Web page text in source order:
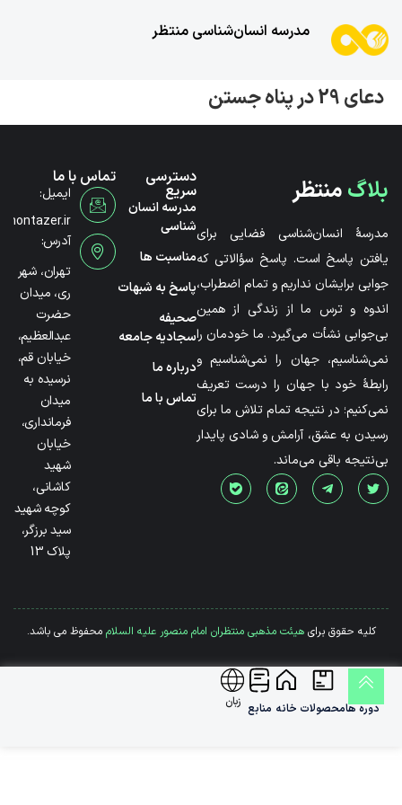
مدرسه انسان‌شناسی منتظر
دعای 29 در پناه جستن
بلاگمنتظر
مدرسۀ انسان‌شناسی فضایی برای
یافتن پاسخ است. پاسخ سؤالاتی که
جوابی برایشان نداریم و تمام اضطراب،
اندوه و ترس ما از زندگی از همین
بی‌جوابی نشأت می‌گیرد. ما خودمان را
نمی‌شناسیم، جهان را نمی‌شناسیم و
رابطۀ خود با جهان را درست تعریف
نمی‌کنیم؛ در نتیجه تمام تلاش ما برای
رسیدن به عشق، آرامش و شادی پایدار
بی‌نتیجه باقی می‌ماند.
دسترسی
سریع
مدرسه انسان
شناسی
مناسبت ها
پاسخ به شبهات
صحیفه
سجادیه جامعه
درباره ما
تماس با ما
تماس با ما
ایمیل:
آدرس:
تهران، شهر
ری، میدان
حضرت
عبدالعظیم،
خیابان قم،
نرسیده به
میدان
فرمانداری،
خیابان
شهید
کاشانی،
کوچه شهید
سید برزگر،
پلاک 13
کلیه حقوق برایهیئت مذهبی منتظران امام منصور علیه السلاممحفوظ می باشد.
دوره هامحصولات خانه منابع زبان